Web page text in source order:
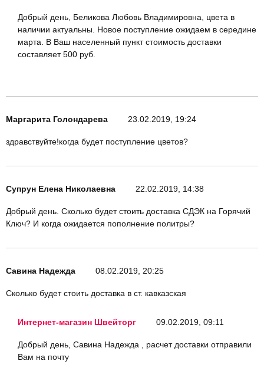
Добрый день, Беликова Любовь Владимировна, цвета в
наличии актуальны. Новое поступление ожидаем в середине
марта. В Ваш населенный пункт стоимость доставки
составляет 500 руб.
Маргарита Голондарева 23.02.2019, 19:24
здравствуйте!когда будет поступление цветов?
Супрун Елена Николаевна 22.02.2019, 14:38
Добрый день. Сколько будет стоить доставка СДЭК на Горячий
Ключ? И когда ожидается пополнение политры?
Савина Надежда 08.02.2019, 20:25
Сколько будет стоить доставка в ст. кавказская
Интернет-магазин Швейторг 09.02.2019, 09:11
Добрый день, Савина Надежда , расчет доставки отправили
Вам на почту